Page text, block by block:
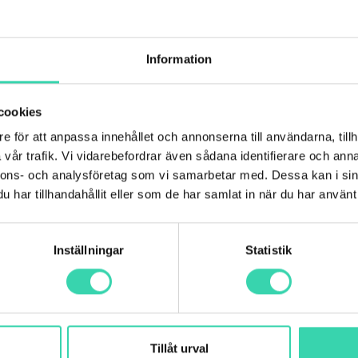
Information
för att anpassa innehållet och annonserna till användarna,
trafik. Vi vidarebefordrar även sådana identifierare och
och analysföretag som vi samarbetar med. Dessa kan i
har tillhandahållit eller som de har samlat in när du har
Inställningar Statistik
Tillåt urval
inne på Mitt
med all
din förfrågan.
.
Chatta med
Vill du ha snabb och
direkt med vår
sig bäst för enkla
rekommenderar vi
Chatten är
öppen ser du den